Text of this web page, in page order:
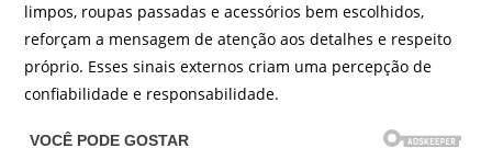
limpos, roupas passadas e acessórios bem escolhidos,
reforçam a mensagem de atenção aos detalhes e respeito
próprio. Esses sinais externos criam uma percepção de
confiabilidade e responsabilidade.